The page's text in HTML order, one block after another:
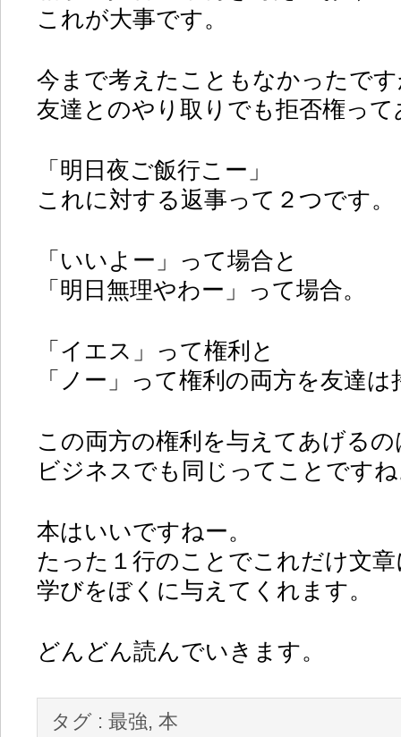
これが大事です。
今まで考えたこともなかったで
友達とのやり取りでも拒否権っ
「明日夜ご飯行こー」
これに対する返事って２つです。
「いいよー」って場合と
「明日無理やわー」って場合。
「イエス」って権利と
「ノー」って権利の両方を友達
この両方の権利を与えてあげるの
ビジネスでも同じってことです
本はいいですねー。
たった１行のことでこれだけ文
学びをぼくに与えてくれます。
どんどん読んでいきます。
タグ : 最強, 本